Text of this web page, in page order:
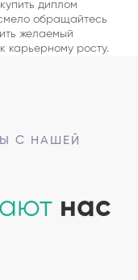
диплом
обращайтесь
желаемый
карьерному росту.
С НАШЕЙ
нас